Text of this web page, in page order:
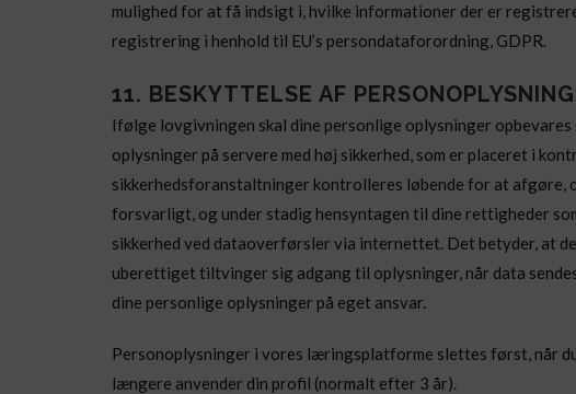
mulighed for at få indsigt i, hvilke informationer der er
registrering i henhold til EU’s persondataforordning, GDPR.
11. BESKYTTELSE AF
Ifølge lovgivningen skal dine personlige oplysninger
oplysninger på servere med høj sikkerhed, som er placeret i
sikkerhedsforanstaltninger kontrolleres løbende for at afgøre,
forsvarligt, og under stadig hensyntagen til dine rettigheder
sikkerhed ved dataoverførsler via internettet. Det betyder, at
uberettiget tiltvinger sig adgang til oplysninger, når data
dine personlige oplysninger på eget ansvar.
Personoplysninger i vores læringsplatforme slettes først, når
længere anvender din profil (normalt efter 3 år).